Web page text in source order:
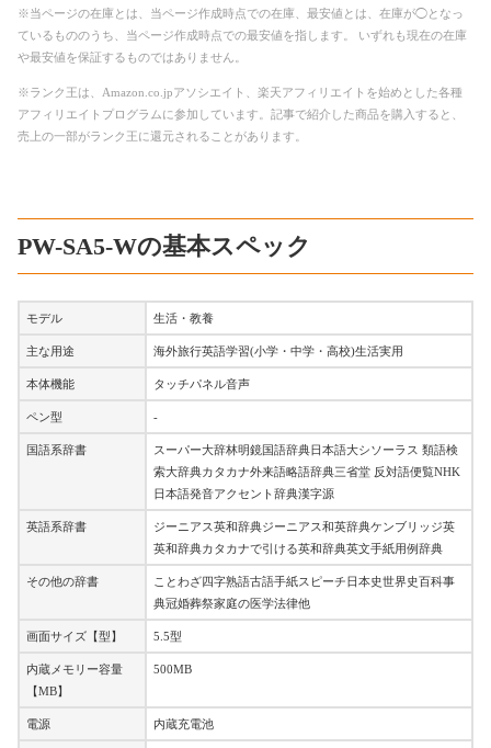
※当ページの在庫とは、当ページ作成時点での在庫、最安値とは、在庫が◯となっ
ているもののうち、当ページ作成時点での最安値を指します。 いずれも現在の在庫
や最安値を保証するものではありません。
※ランク王は、Amazon.co.jpアソシエイト、楽天アフィリエイトを始めとした各種
アフィリエイトプログラムに参加しています。記事で紹介した商品を購入すると、
売上の一部がランク王に還元されることがあります。
PW-SA5-Wの基本スペック
モデル 生活・教養
主な用途 海外旅行英語学習(小学・中学・高校)生活実用
本体機能 タッチパネル音声
ペン型 -
国語系辞書
スーパー大辞林明鏡国語辞典日本語大シソーラス 類語検
索大辞典カタカナ外来語略語辞典三省堂 反対語便覧NHK
日本語発音アクセント辞典漢字源
英語系辞書
ジーニアス英和辞典ジーニアス和英辞典ケンブリッジ英
英和辞典カタカナで引ける英和辞典英文手紙用例辞典
その他の辞書
ことわざ四字熟語古語手紙スピーチ日本史世界史百科事
典冠婚葬祭家庭の医学法律他
画面サイズ【型】 5.5型
内蔵メモリー容量
【MB】
500MB
電源 内蔵充電池